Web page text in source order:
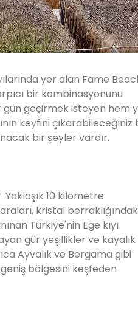
yer alan Fame
bir kombinasyonunu
geçirmek isteyen hem
keyfini çıkarabileceğiniz
bir şeyler vardır.
10 kilometre
kristal
Türkiye'nin Ege kıyı
gür yeşillikler ve kayalık
Ayvalık ve Bergama gibi
bölgesini keşfeden